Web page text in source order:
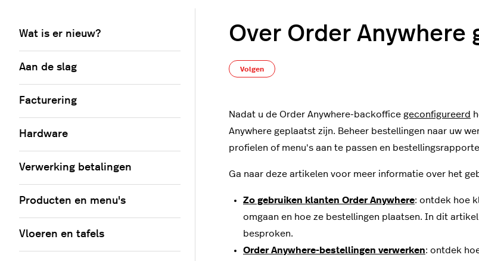
Over Order Anywhere
Volgen
Nadat u de Order Anywhere-backoffice geconfigureerd
Anywhere geplaatst zijn. Beheer bestellingen naar uw
profielen of menu's aan te passen en
Ga naar deze artikelen voor meer informatie over het
Zo gebruiken klanten Order Anywhere: ontdek hoe
omgaan en hoe ze bestellingen plaatsen. In dit
besproken.
Order Anywhere-bestellingen verwerken: ontdek
Wat is er nieuw?
Aan de slag
Facturering
Hardware
Verwerking betalingen
Producten en menu's
Vloeren en tafels